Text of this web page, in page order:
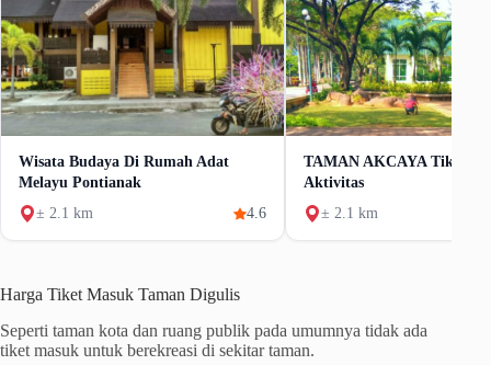
Wisata Budaya Di Rumah Adat
Melayu Pontianak
± 2.1 km
4.6
TAMAN AKCAYA Tiket &
Aktivitas
± 2.1 km
Harga Tiket Masuk Taman Digulis
Seperti taman kota dan ruang publik pada umumnya tidak ada
tiket masuk untuk berekreasi di sekitar taman.